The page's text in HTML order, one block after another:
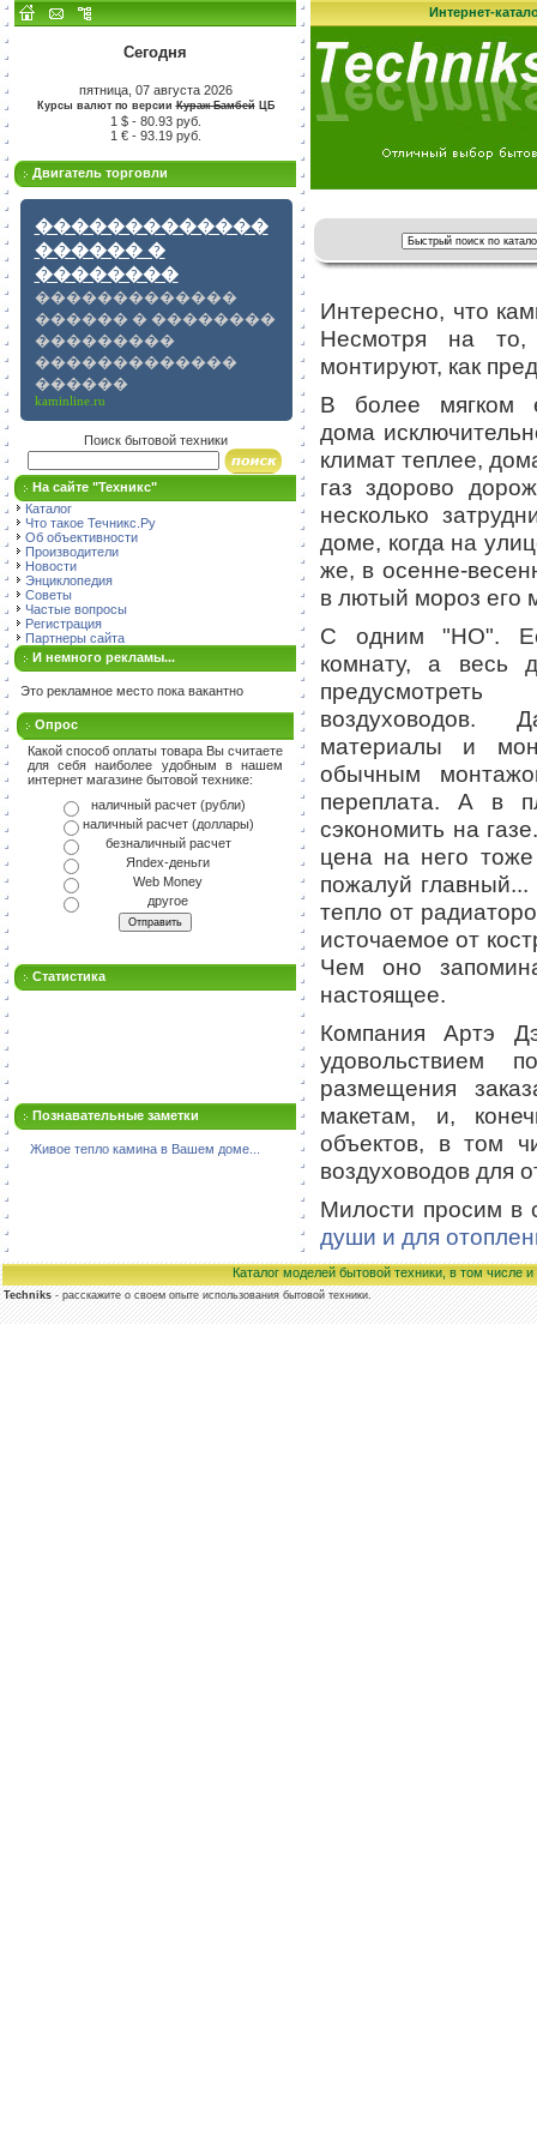
Сегодня
пятница, 07 августа 2026
Курсы валют по версииКураж-БамбейЦБ
1 $ - 80.93 руб.
1 € - 93.19 руб.
Двигатель торговли
�������������
������ �
��������
�������������
������ � ��������
���������
�������������
������
kaminline.ru
Поиск бытовой техники
На сайте "Техникс"
Каталог
Что такое Течникс.Ру
Об объективности
Производители
Новости
Энциклопедия
Советы
Частые вопросы
Регистрация
Партнеры сайта
И немного рекламы...
Это рекламное место пока вакантно
Опрос
Какой способ оплаты товара Вы считаете
для себя наиболее удобным в нашем
интернет магазине бытовой технике:
наличный расчет (рубли)
наличный расчет (доллары)
безналичный расчет
Яndex-деньги
Web Money
другое
Статистика
Познавательные заметки
Живое тепло камина в Вашем доме...
Интернет-
Интересно, что
Несмотря на то,
монтируют, как
В более мягком
дома
климат теплее,
газ здорово
несколько
доме, когда на
же, в осенне-
в лютый мороз его
С одним "НО".
комнату, а весь
воздуховодов.
материалы и
обычным
переплата. А в
сэкономить на
цена на него
пожалуй
тепло от
источаемое от
Чем оно
настоящее.
Компания Артэ
удовольствием
размещения
макетам, и,
объектов, в том
воздуховодов для
Милости просим в
души и для
Каталог моделей бытовой техники, в том числе
Techniks- расскажите о своем опыте использования бытовой техники.